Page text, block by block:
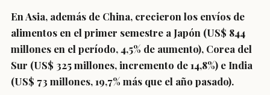
En Asia, además de China, crecieron los envíos de
alimentos en el primer semestre a Japón (US$ 844
millones en el período, 4,5% de aumento), Corea del
Sur (US$ 325 millones, incremento de 14,8%) e India
(US$ 73 millones, 19,7% más que el año pasado).